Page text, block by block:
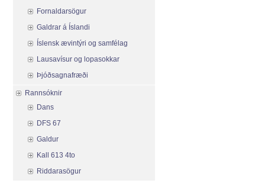
Fornaldarsögur
Galdrar á Íslandi
Íslensk ævintýri og samfélag
Lausavísur og lopasokkar
Þjóðsagnafræði
Rannsóknir
Dans
DFS 67
Galdur
Kall 613 4to
Riddarasögur